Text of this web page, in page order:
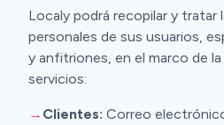
Localy podrá recopilar y
personales de sus usuarios,
y anfitriones, en el marco de
servicios:
→ Clientes: Correo